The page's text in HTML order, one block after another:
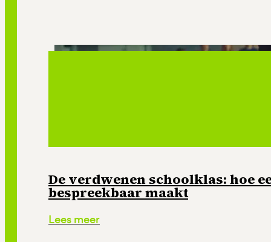
De verdwenen schoolklas: hoe
bespreekbaar maakt
Lees meer